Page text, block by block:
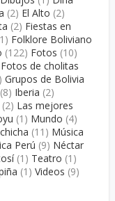
(2) El Alto (2)
(2) Fiestas en
Folklore Boliviano
(122) Fotos (10)
Fotos de cholitas
Grupos de Bolivia
(8) Iberia (2)
(2) Las mejores
(1) Mundo (4)
(11) Música
Perú (9) Néctar
(1) Teatro (1)
(1) Videos (9)